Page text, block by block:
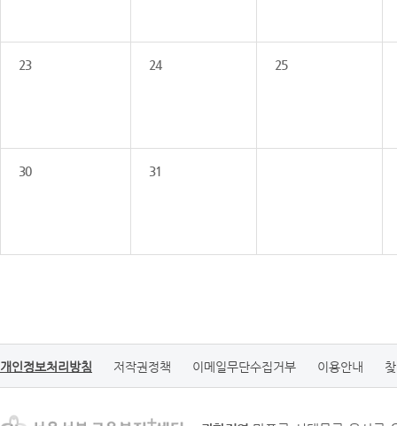
23 24 25
30 31
개인정보처리방침 저작권정책 이메일무단수집거부 이용안내